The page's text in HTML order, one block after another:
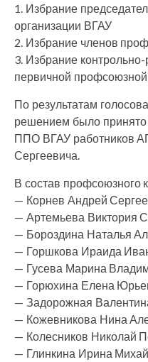
1. Избрание
организации ВГАУ
2. Избрание членов
3. Избрание
первичной
По результатам
решением было принято
ППО ВГАУ работников
Сергеевича.
В состав профсоюзного
— Корнев Андрей
— Артемьева Виктория
— Бороздина Наталья
— Горшкова Ираида
— Гусева Марина
— Горюхина Елена
— Задорожная
— Кожевникова Нина
— Колесников Николай
— Глинкина Ирина